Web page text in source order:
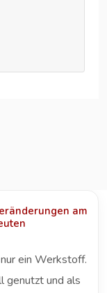
am
ein Werkstoff.
genutzt und als